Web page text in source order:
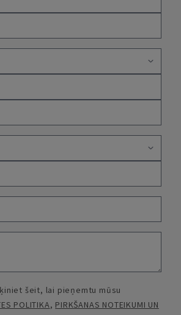
šeit, lai pieņemtu mūsu
POLITIKA, PIRKŠANAS NOTEIKUMI UN